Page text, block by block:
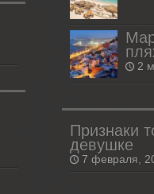
2
Признаки
девушке
7 февраля,